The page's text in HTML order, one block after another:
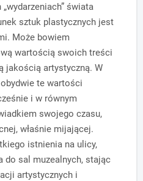
świata
sztuk plastycznych jest
Może bowiem
wartością swoich treści
jakością artystyczną. W
te wartości
i w równym
swojego czasu,
właśnie mijającej.
istnienia na ulicy,
do sal muzealnych, stając
artystycznych i